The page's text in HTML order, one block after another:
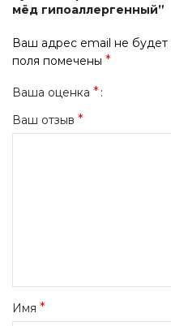
мёд гипоаллергенный”
Ваш адрес email не будет
поля помечены *
Ваша оценка *
Ваш отзыв *
Имя *